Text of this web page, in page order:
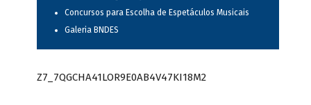
Concursos para Escolha de Espetáculos Musicais
Galeria BNDES
Z7_7QGCHA41LOR9E0AB4V47KI18M2